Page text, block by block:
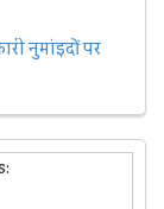
नुमांइदों पर